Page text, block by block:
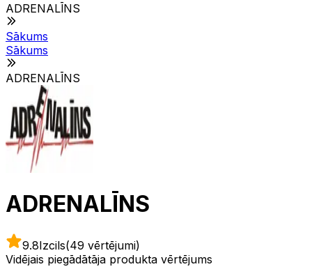
ADRENALĪNS
Sākums
Sākums
ADRENALĪNS
ADRENALĪNS
9.8Izcils(49 vērtējumi)
Vidējais piegādātāja produkta vērtējums